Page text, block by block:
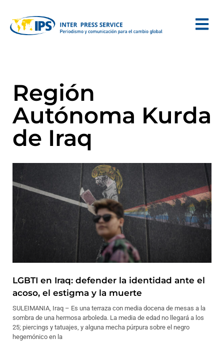
Región
Autónoma Kurda
de Iraq
LGBTI en Iraq: defender la identidad ante el
acoso, el estigma y la muerte
SULEIMANIA, Iraq – Es una terraza con media docena de mesas a la
sombra de una hermosa arboleda. La media de edad no llegará a los
25; piercings y tatuajes, y alguna mecha púrpura sobre el negro
hegemónico en la